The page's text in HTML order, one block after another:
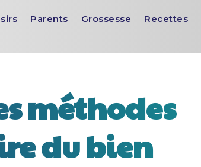
Parents Grossesse Recettes
méthodes
du bien